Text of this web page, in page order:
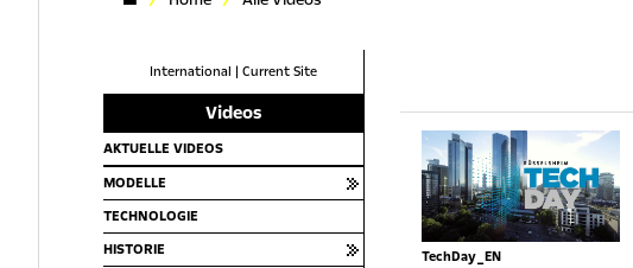
International | Current Site
Videos
AKTUELLE VIDEOS
MODELLE
TECHNOLOGIE
HISTORIE
TechDay_EN